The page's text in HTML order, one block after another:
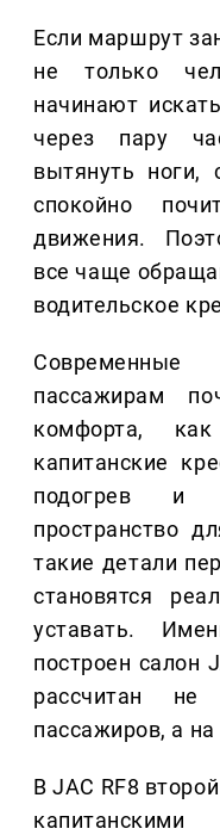
Если маршрут
не только
начинают
через пару
вытянуть ноги,
спокойно
движения.
все чаще
водительское
Современные
пассажирам
комфорта,
капитанские
подогрев и
пространство
такие детали
становятся
уставать.
построен салон
рассчитан
пассажиров, а
В JAC RF8